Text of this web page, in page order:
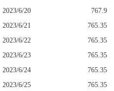
2023/6/20
767.9
2023/6/21
765.35
2023/6/22
765.35
2023/6/23
765.35
2023/6/24
765.35
2023/6/25
765.35